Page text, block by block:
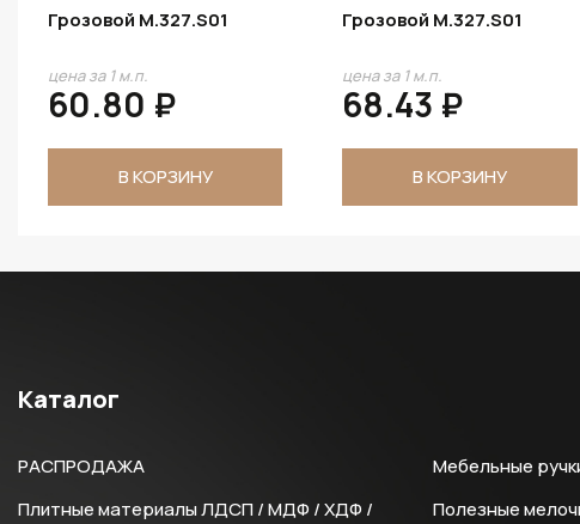
Грозовой M.327.S01
цена за 1 м.п.
60.80 ₽
В КОРЗИНУ
Грозовой M.327.S01
цена за 1 м.п.
68.43 ₽
В КОРЗИНУ
Каталог
РАСПРОДАЖА
Плитные материалы ЛДСП / МДФ / ХДФ /
Мебельные
Полезные